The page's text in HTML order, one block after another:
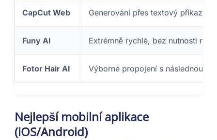
CapCut Web Generování přes textový příkaz
Funy AI Extrémně rychlé, bez nutnosti
Fotor Hair AI Výborné propojení s následnou
Nejlepší mobilní aplikace
(iOS/Android)